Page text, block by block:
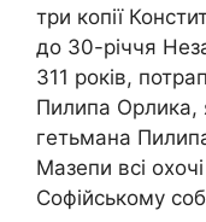
три копії
до 30-річчя
311 років,
Пилипа Орлика,
гетьмана
Мазепи всі
Софійському